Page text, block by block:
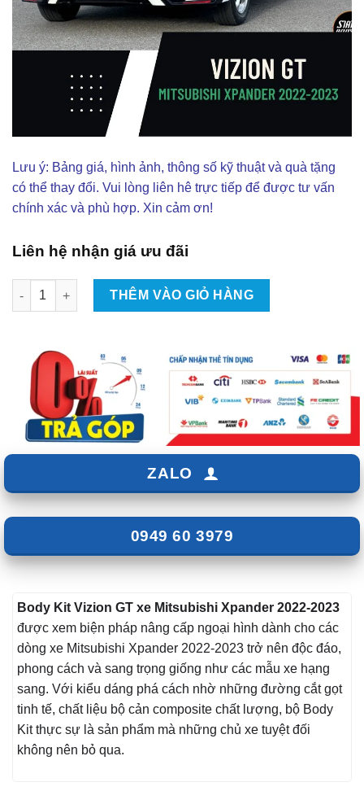
Lưu ý: Bảng giá, hình ảnh, thông số kỹ thuật và quà tặng
có thể thay đổi. Vui lòng liên hê trực tiếp để được tư vấn
chính xác và phù hợp. Xin cảm ơn!
Liên hệ nhận giá ưu đãi
Độ Body Kit Vizion GT Cho Mitsubishi Xpander 2022-2023 Tại
THÊM VÀO GIỎ HÀNG
ZALO
0949 60 3979
Body Kit Vizion GT xe Mitsubishi Xpander 2022-2023
được xem biện pháp nâng cấp ngoại hình dành cho các
dòng xe Mitsubishi Xpander 2022-2023 trở nên độc đáo,
phong cách và sang trọng giống như các mẫu xe hạng
sang. Với kiểu dáng phá cách nhờ những đường cắt gọt
tinh tế, chất liệu bộ cản composite chất lượng, bộ Body
Kit thực sự là sản phẩm mà những chủ xe tuyệt đối
không nên bỏ qua.